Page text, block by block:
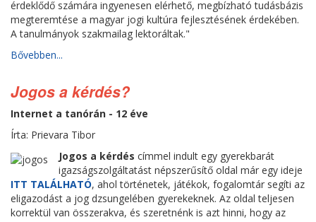
érdeklődő számára ingyenesen elérhető, megbízható tudásbázis
megteremtése a magyar jogi kultúra fejlesztésének érdekében.
A tanulmányok szakmailag lektoráltak."
Bővebben...
Jogos a kérdés?
Internet a tanórán - 12 éve
Írta: Prievara Tibor
Jogos a kérdés címmel indult egy gyerekbarát
igazságszolgáltatást népszerűsítő oldal már egy ideje
ITT TALÁLHATÓ, ahol történetek, játékok, fogalomtár segíti az
eligazodást a jog dzsungelében gyerekeknek. Az oldal teljesen
korrektül van összerakva, és szeretnénk is azt hinni, hogy az